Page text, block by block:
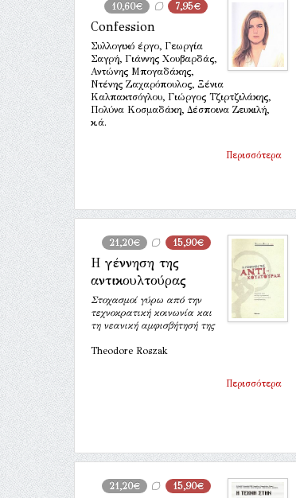
10,60€ 7,95€
Confession
Συλλογικό έργο, Γεωργία
Σαγρή, Γιάννης Χουβαρδάς,
Αντώνης Μπογαδάκης,
Ντένης Ζαχαρόπουλος, Ξένια
Καλπακτσόγλου, Γιώργος Τζιρτζιλάκης,
Πολύνα Κοσμαδάκη, Δέσποινα Ζευκιλή,
κ.ά.
Περισσότερα
21,20€
15,90€
Η γέννηση της
αντικουλτούρας
Στοχασμοί γύρω από την
τεχνοκρατική κοινωνία και
τη νεανική αμφισβήτησή της
Theodore Roszak
Περισσότερα
21,20€ 15,90€